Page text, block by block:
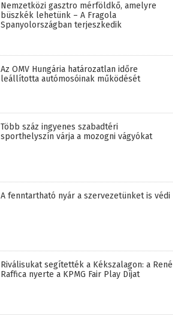
Nemzetközi gasztro mérföldkő, amelyre
büszkék lehetünk – A Fragola
Spanyolországban terjeszkedik
Az OMV Hungária határozatlan időre
leállította autómosóinak működését
Több száz ingyenes szabadtéri
sporthelyszín várja a mozogni vágyókat
A fenntartható nyár a szervezetünket is védi
Riválisukat segítették a Kékszalagon: a René
Raffica nyerte a KPMG Fair Play Díjat